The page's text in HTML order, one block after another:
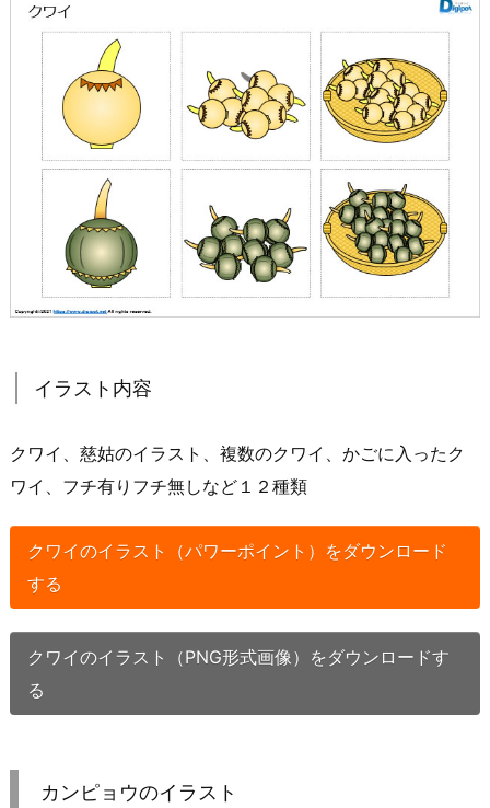
イラスト内容
クワイ、慈姑のイラスト、複数のクワイ、かごに入ったク
ワイ、フチ有りフチ無しなど１２種類
クワイのイラスト（パワーポイント）をダウンロード
する
クワイのイラスト（PNG形式画像）をダウンロードす
る
カンピョウのイラスト